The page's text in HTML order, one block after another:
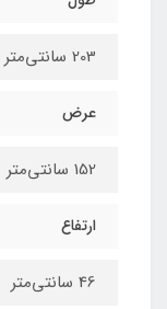
203 سانتی‌متر
عرض
152 سانتی‌متر
ارتفاع
46 سانتی‌متر